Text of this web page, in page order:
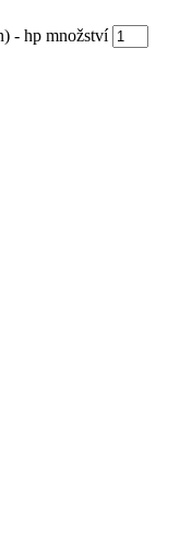
- hp množství